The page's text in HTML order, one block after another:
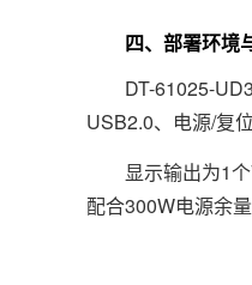
四、部署环境
DT-61025-
USB2.0、电源/复
显示输出为1个
配合300W电源余